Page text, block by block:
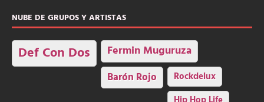
NUBE DE GRUPOS Y ARTISTAS
Def Con Dos Fermin Muguruza
Barón Rojo Rockdelux